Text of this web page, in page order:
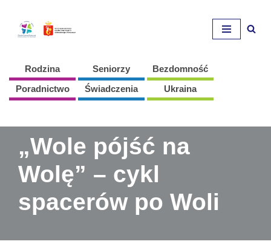
Przejdź
Rodzina Seniorzy
Bezdomność
Poradnictwo
Świadczenia Ukraina
„Wole pójść na
Wolę” – cykl
spacerów po Woli